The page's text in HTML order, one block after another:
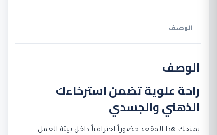
الوصف
الوصف
راحة علوية تضمن استرخاءك
الذهني والجسدي
يمنحك هذا المقعد حضوراً احترافياً داخل بيئة العمل.